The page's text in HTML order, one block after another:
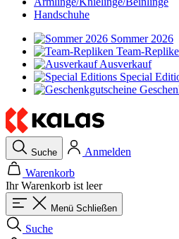
Handschuhe
Sommer 2026
Team-
Ausverkauf
Special
Suche
Anmelden
Warenkorb
Ihr Warenkorb ist leer
Menü Schließen
Suche